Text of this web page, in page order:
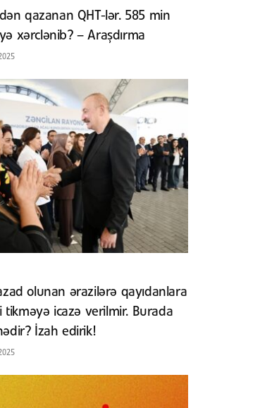
qazanan QHT-lər. 585 min
xərclənib? – Araşdırma
olunan ərazilərə qayıdanlara
tikməyə icazə verilmir. Burada
İzah edirik!